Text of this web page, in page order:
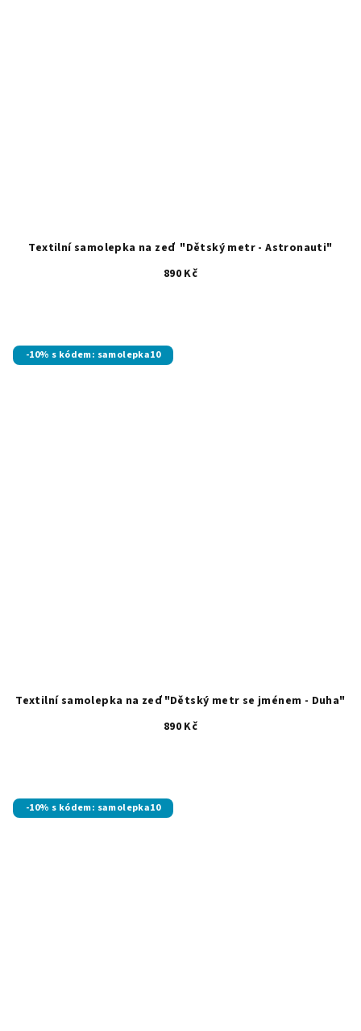
Textilní samolepka na zeď "Dětský metr - Astronauti"
890 Kč
-10% s kódem: samolepka10
Textilní samolepka na zeď "Dětský metr se jménem - Duha"
890 Kč
-10% s kódem: samolepka10